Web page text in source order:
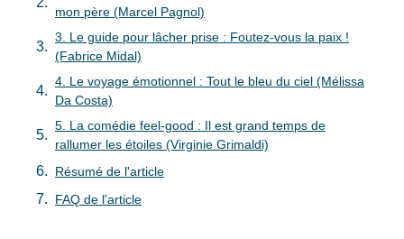
mon père (Marcel Pagnol)
3. Le guide pour lâcher prise : Foutez-vous la paix !
(Fabrice Midal)
4. Le voyage émotionnel : Tout le bleu du ciel (Mélissa
Da Costa)
5. La comédie feel-good : Il est grand temps de
rallumer les étoiles (Virginie Grimaldi)
Résumé de l'article
FAQ de l'article